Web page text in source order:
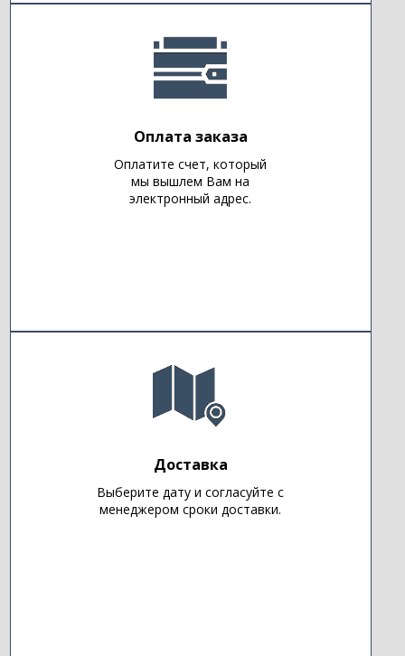
Оплата заказа
Оплатите счет, который
мы вышлем Вам на
электронный адрес.
Доставка
Выберите дату и согласуйте с
менеджером сроки доставки.